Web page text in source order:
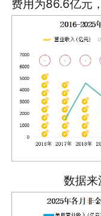
费用为86.6亿元
数据